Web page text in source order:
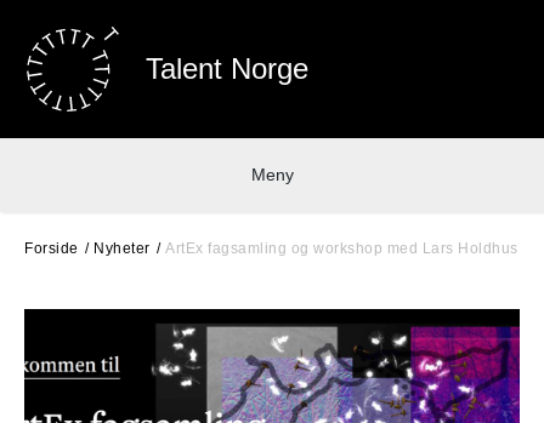
Talent Norge
Meny
Forside Nyheter ArtEx fagsamling og workshop med Lars Holdhus